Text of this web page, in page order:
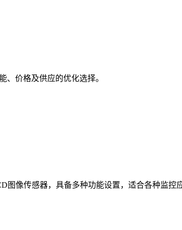
、价格及供应的优化选择。
图像传感器，具备多种功能设置，适合各种监控